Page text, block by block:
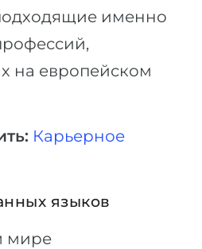
именно
на европейском
Карьерное
языков
мире